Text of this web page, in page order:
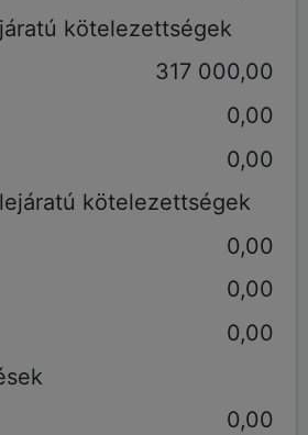
kötelezettségek
317 000,00
0,00
0,00
kötelezettségek
0,00
0,00
0,00
0,00